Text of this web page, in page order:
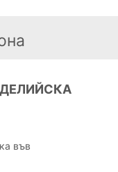
ДЕЛИЙСКА
във